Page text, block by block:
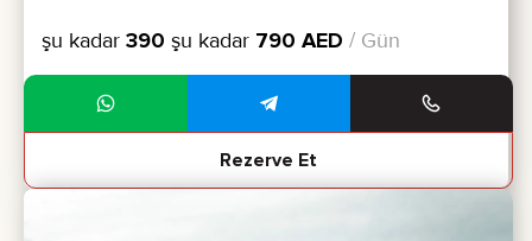
şu kadar 390 şu kadar 790 AED / Gün
Rezerve Et